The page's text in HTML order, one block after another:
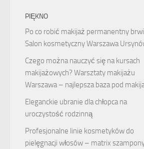
PIĘKNO
Po co robić makijaż permanentny
Salon kosmetyczny Warszawa
Czego można nauczyć się na kursach
makijażowych? Warsztaty makijażu
Warszawa – najlepsza baza pod
Eleganckie ubranie dla chłopca na
uroczystość rodzinną
Profesjonalne linie kosmetyków do
pielęgnacji włosów – matrix